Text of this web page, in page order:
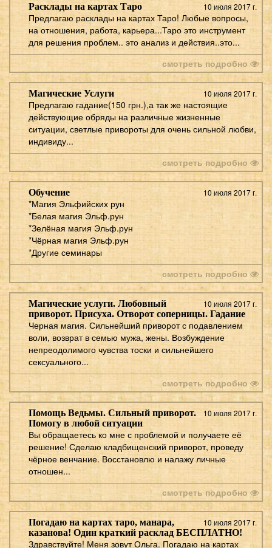
10 июля 2017 г.
Расклады на картах Таро
Предлагаю расклады на картах Таро! Любые вопросы,
на отношения, работа, карьера...Таро это инструмент
для решения проблем.. это анализ и действия..это...
смотреть подробно
10 июля 2017 г.
Магические Услуги
Предлагаю гадание(150 грн.),а так же настоящие
действующие обряды на различные жизненные
ситуации, светлые привороты для очень сильной любви,
индивиду...
смотреть подробно
10 июля 2017 г.
Обучение
*Магия Эльфийских рун
*Белая магия Эльф.рун
*Зелёная магия Эльф.рун
*Чёрная магия Эльф.рун
*Другие семинары
смотреть подробно
10 июля 2017 г.
Магические услуги. Любовный
приворот. Присуха. Отворот соперницы. Гадание
Черная магия. Сильнейший приворот с подавлением
воли, возврат в семью мужа, жены. Возбуждение
непреодолимого чувства тоски и сильнейшего
сексуального...
смотреть подробно
10 июля 2017 г.
Помощь Ведьмы. Сильный приворот.
Помогу в любой ситуации
Вы обращаетесь ко мне с проблемой и получаете её
решение! Сделаю кладбищенский приворот, проведу
чёрное венчание. Восстановлю и налажу личные
отношен...
смотреть подробно
10 июля 2017 г.
Погадаю на картах таро, манара,
казанова! Один краткий расклад БЕСПЛАТНО!
Здравствуйте! Меня зовут Ольга. Погадаю на картах